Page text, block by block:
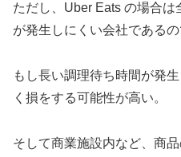
ただし、Uber Eats の場合
が発生しにくい会社である
もし長い調理待ち時間が発
く損をする可能性が高い。
そして商業施設内など、商